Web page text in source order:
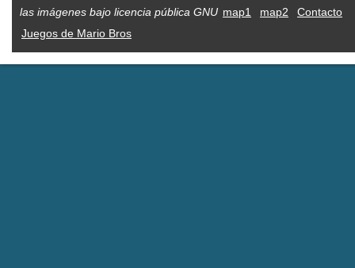
las imágenes bajo licencia pública GNU map1 map2
Contacto
Juegos de Mario Bros